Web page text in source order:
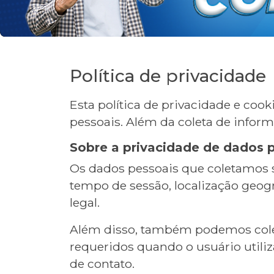
Política de privacidade
Esta política de privacidade e
pessoais. Além da coleta de
Sobre a privacidade de dados
Os dados pessoais que coletamos
tempo de sessão, localização
legal.
Além disso, também podemos
requeridos quando o usuário
de contato.